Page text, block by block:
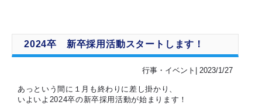
2024卒 新卒採用活動スタートします！
行事・イベント| 2023/1/27
あっという間に１月も終わりに差し掛かり、
いよいよ2024卒の新卒採用活動が始まります！